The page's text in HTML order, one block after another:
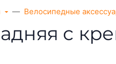
Велосипедные
с